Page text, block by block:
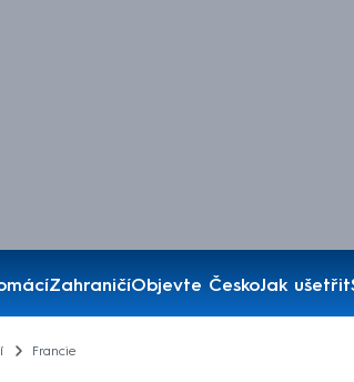
ZahraničíObjevte ČeskoJak ušetřit
Francie